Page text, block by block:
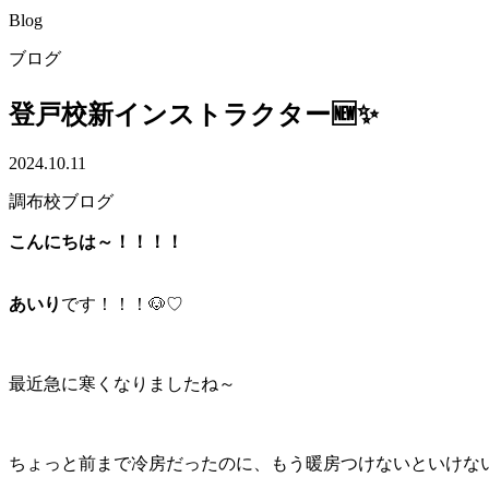
Blog
ブログ
登戸校新インストラクター🆕✨
2024.10.11
調布校ブログ
こんにちは～！！！！
あいり です！！！🐶♡
最近急に寒くなりましたね～
ちょっと前まで冷房だったのに、もう暖房つけないといけな